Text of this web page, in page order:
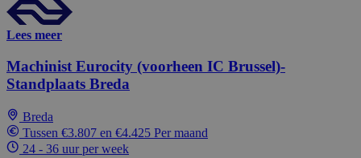
Lees meer
Machinist Eurocity (voorheen IC Brussel)-
Standplaats Breda
Breda
Tussen €3.807 en €4.425 Per maand
24 - 36 uur per week